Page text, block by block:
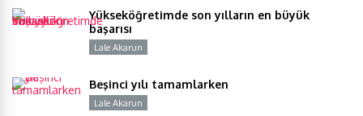
Yükseköğretimde son yılların en büyük
başarısı
Lale Akarun
Beşinci yılı tamamlarken
Lale Akarun